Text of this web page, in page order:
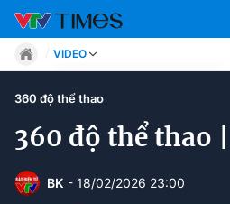
Chuyên mục
Tin tức
VIDEO
Move
Phong cách
Chân dung
Sự kiện
360 độ thể thao
360 độ thể thao
BK - 18/02/2026 23:00